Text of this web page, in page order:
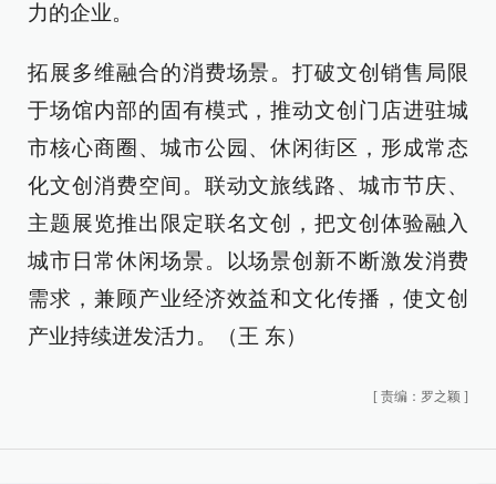
力的企业。
拓展多维融合的消费场景。打破文创销售局限
于场馆内部的固有模式，推动文创门店进驻城
市核心商圈、城市公园、休闲街区，形成常态
化文创消费空间。联动文旅线路、城市节庆、
主题展览推出限定联名文创，把文创体验融入
城市日常休闲场景。以场景创新不断激发消费
需求，兼顾产业经济效益和文化传播，使文创
产业持续迸发活力。（王 东）
[ 责编：罗之颖 ]